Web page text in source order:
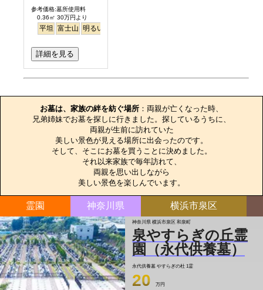
参考価格:墓所使用料
0.36㎡ 30万円より
平坦 富士山 明るい
詳細を見る
お墓は、家族の絆を紡ぐ場所 ：両親が亡くなった時、
兄弟姉妹でお墓を探しに行きました。探しているうちに、
両親が生前に訪れていた
美しい景色が見える場所に出会ったのです。
そして、そこにお墓を買うことに決めました。
それ以来家族で毎年訪れて、
両親を思い出しながら
美しい景色を楽しんでいます。
霊園 神奈川県 横浜市泉区
神奈川県 横浜市泉区 和泉町
泉やすらぎの丘霊
園（永代供養墓）
永代供養墓 やすらぎの杜 1霊
20 万円